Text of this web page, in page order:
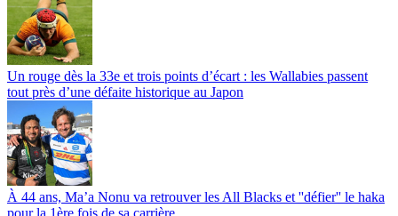
Un rouge dès la 33e et trois points d’écart : les Wallabies passent
tout près d’une défaite historique au Japon
À 44 ans, Ma’a Nonu va retrouver les All Blacks et ''défier'' le haka
pour la 1ère fois de sa carrière